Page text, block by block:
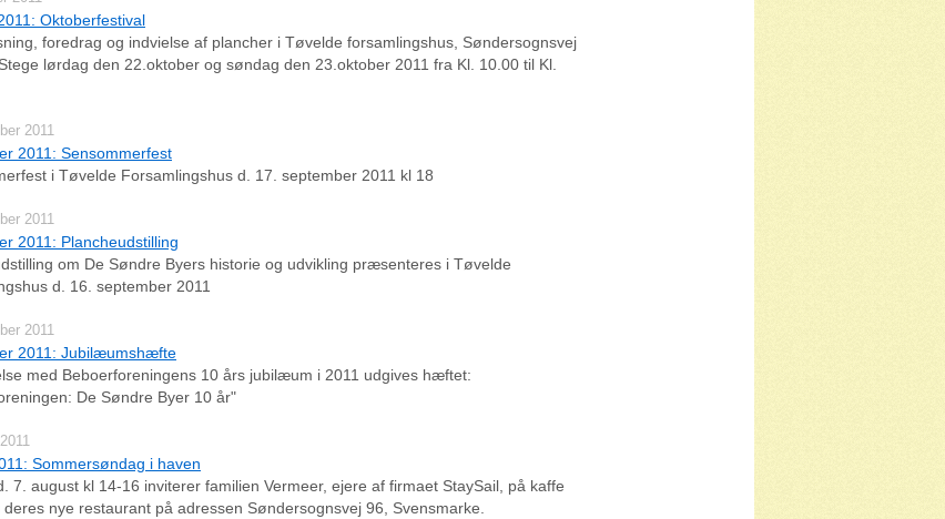
Oktoberfestival
foredrag og indvielse af plancher i Tøvelde forsamlingshus, Søndersognsvej
lørdag den 22.oktober og søndag den 23.oktober 2011 fra Kl. 10.00 til Kl.
2011
2011: Sensommerfest
i Tøvelde Forsamlingshus d. 17. september 2011 kl 18
2011
2011: Plancheudstilling
om De Søndre Byers historie og udvikling præsenteres i Tøvelde
d. 16. september 2011
2011
2011: Jubilæumshæfte
med Beboerforeningens 10 års jubilæum i 2011 udgives hæftet:
De Søndre Byer 10 år"
Sommersøndag i haven
7. august kl 14-16 inviterer familien Vermeer, ejere af firmaet StaySail, på kaffe
deres nye restaurant på adressen Søndersognsvej 96, Svensmarke.